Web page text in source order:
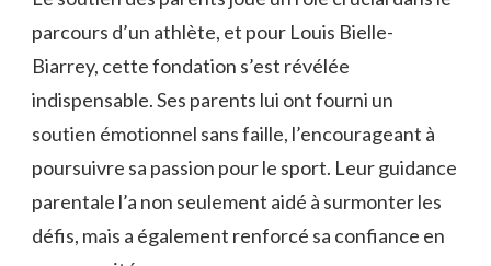
parcours d’un athlète, et pour Louis Bielle-
Biarrey, cette fondation s’est révélée
indispensable. Ses parents lui ont fourni un
soutien émotionnel sans faille, l’encourageant à
poursuivre sa passion pour le sport. Leur guidance
parentale l’a non seulement aidé à surmonter les
défis, mais a également renforcé sa confiance en